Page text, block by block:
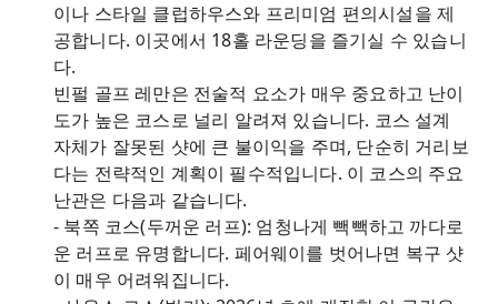
이나 스타일 클럽하우스와 프리미엄 편의시설을 제
공합니다. 이곳에서 18홀 라운딩을 즐기실 수 있습니
다.
빈펄 골프 레만은 전술적 요소가 매우 중요하고 난이
도가 높은 코스로 널리 알려져 있습니다. 코스 설계
자체가 잘못된 샷에 큰 불이익을 주며, 단순히 거리보
다는 전략적인 계획이 필수적입니다. 이 코스의 주요
난관은 다음과 같습니다.
- 북쪽 코스(두꺼운 러프): 엄청나게 빽빽하고 까다로
운 러프로 유명합니다. 페어웨이를 벗어나면 복구 샷
이 매우 어려워집니다.